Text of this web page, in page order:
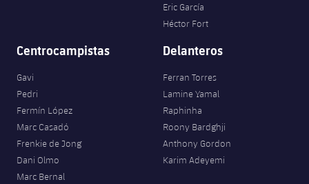
Eric García
Héctor Fort
Centrocampistas
Gavi
Pedri
Fermín López
Marc Casadó
Frenkie de Jong
Dani Olmo
Marc Bernal
Delanteros
Ferran Torres
Lamine Yamal
Raphinha
Roony Bardghji
Anthony Gordon
Karim Adeyemi